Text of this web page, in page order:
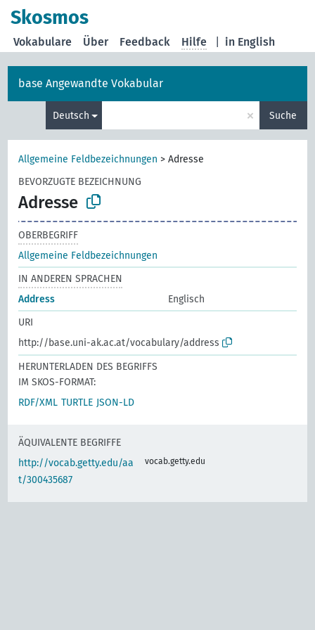
Skosmos
in English
Vokabulare Über Feedback Hilfe
base Angewandte Vokabular
Deutsch × Suche
Allgemeine Feldbezeichnungen >Adresse
BEVORZUGTE BEZEICHNUNG
Adresse
OBERBEGRIFF
Allgemeine Feldbezeichnungen
IN ANDEREN SPRACHEN
Address
Englisch
URI
http://base.uni-ak.ac.at/vocabulary/address
HERUNTERLADEN DES BEGRIFFS
IM SKOS-FORMAT:
RDF/XML TURTLE JSON-LD
ÄQUIVALENTE BEGRIFFE
http://vocab.getty.edu/aa
t/300435687
vocab.getty.edu